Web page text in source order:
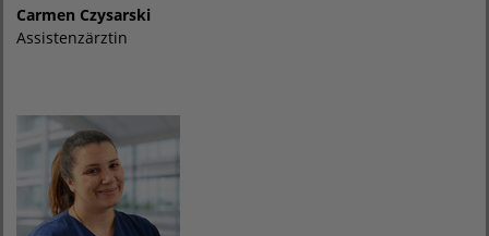
Carmen Czysarski
Assistenzärztin